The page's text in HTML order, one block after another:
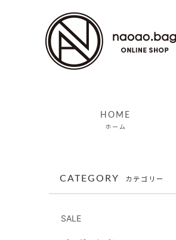
HOME
ホーム
CATEGORY カテゴリー
SALE